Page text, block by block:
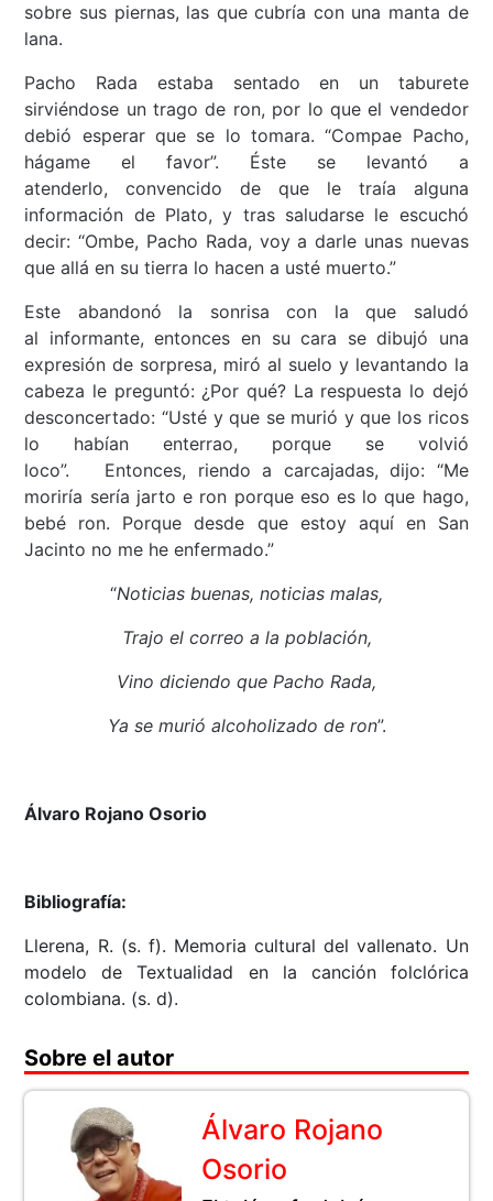
sobre sus piernas, las que cubría con una manta de
lana.
Pacho Rada estaba sentado en un taburete
sirviéndose un trago de ron, por lo que el vendedor
debió esperar que se lo tomara. “Compae Pacho,
hágame el favor”. Éste se levantó a
atenderlo, convencido de que le traía alguna
información de Plato, y tras saludarse le escuchó
decir: “Ombe, Pacho Rada, voy a darle unas nuevas
que allá en su tierra lo hacen a usté muerto.”
Este abandonó la sonrisa con la que saludó
al informante, entonces en su cara se dibujó una
expresión de sorpresa, miró al suelo y levantando la
cabeza le preguntó: ¿Por qué? La respuesta lo dejó
desconcertado: “Usté y que se murió y que los ricos
lo habían enterrao, porque se volvió
loco”. Entonces, riendo a carcajadas, dijo: “Me
moriría sería jarto e ron porque eso es lo que hago,
bebé ron. Porque desde que estoy aquí en San
Jacinto no me he enfermado.”
“Noticias buenas, noticias malas,
Trajo el correo a la población,
Vino diciendo que Pacho Rada,
Ya se murió alcoholizado de ron”.
Álvaro Rojano Osorio
Bibliografía:
Llerena, R. (s. f). Memoria cultural del vallenato. Un
modelo de Textualidad en la canción folclórica
colombiana. (s. d).
Sobre el autor
Álvaro Rojano
Osorio